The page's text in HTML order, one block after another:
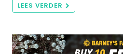
LEES VERDER